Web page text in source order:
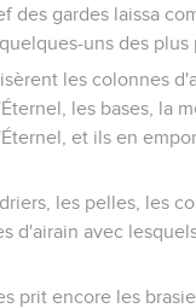
des gardes laissa
uns des plus
les colonnes
les bases, la
et ils en
les pelles, les
d'airain avec
prit encore les